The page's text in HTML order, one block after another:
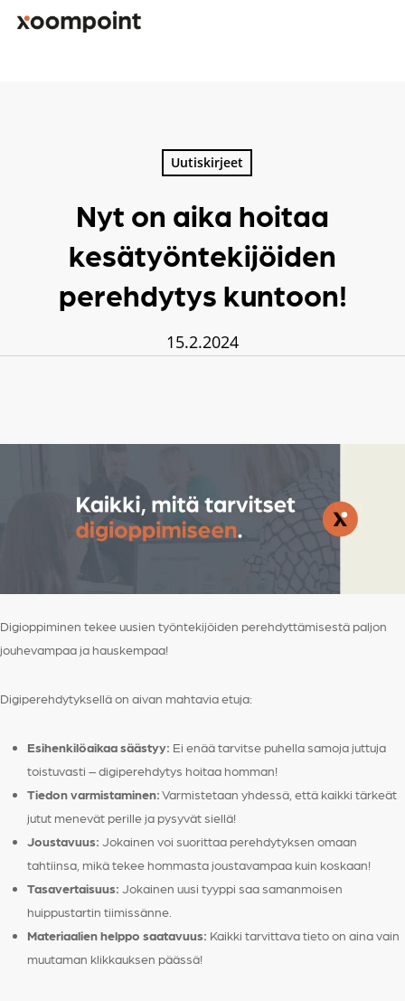
Uutiskirjeet
Nyt on aika hoitaa
kesätyöntekijöiden
perehdytys kuntoon!
15.2.2024
Digioppiminen tekee uusien työntekijöiden perehdyttämisestä paljon
jouhevampaa ja hauskempaa!
Digiperehdytyksellä on aivan mahtavia etuja:
Esihenkilöaikaa säästyy: Ei enää tarvitse puhella samoja juttuja
toistuvasti – digiperehdytys hoitaa homman!
Tiedon varmistaminen:Varmistetaan yhdessä, että kaikki tärkeät
jutut menevät perille ja pysyvät siellä!
Joustavuus: Jokainen voi suorittaa perehdytyksen omaan
tahtiinsa, mikä tekee hommasta joustavampaa kuin koskaan!
Tasavertaisuus: Jokainen uusi tyyppi saa samanmoisen
huippustartin tiimissänne.
Materiaalien helppo saatavuus: Kaikki tarvittava tieto on aina vain
muutaman klikkauksen päässä!